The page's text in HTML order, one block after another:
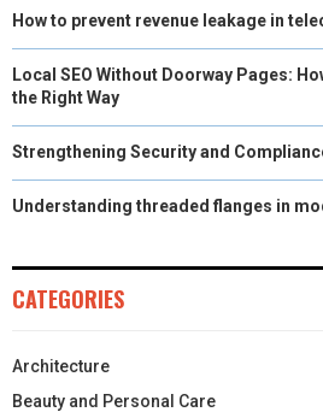
How to prevent revenue leakage in
Local SEO Without Doorway Pages:
the Right Way
Strengthening Security and
Understanding threaded flanges in
CATEGORIES
Architecture
Beauty and Personal Care